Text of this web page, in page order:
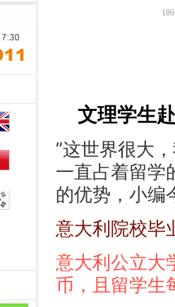
186
文理学生
”这世界很大
一直占着留学
的优势，小编
意大利院校毕
意大利公立大
币，且留学生